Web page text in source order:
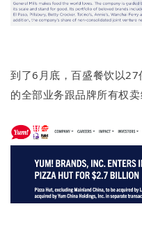
到了6月底，百盛餐饮以
的全部业务跟品牌所有权